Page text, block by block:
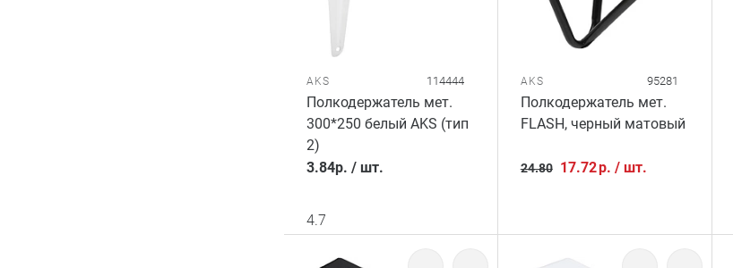
AKS 114444
Полкодержатель мет.
300*250 белый AKS (тип
2)
3.84р. / шт.
4.7
AKS 95281
Полкодержатель мет.
FLASH, черный матовый
24.80 17.72р. / шт.